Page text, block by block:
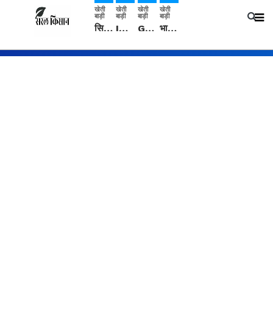
खेती
बाड़ी
सिरसा: कृषि विज्ञान केंद्र की बैठक में फसल बीमा विधि कारण व कृषि उद्यमिता बढ़ावा देने पर चर्चा
खेती
बाड़ी
IMD: राजस्थान में प्री-मानसून की सामान्य से 74% अधिक बारिश, दस्तक में देरी और मानसून कमजोर रहेगा
खेती
बाड़ी
Guar Ka Rate: ग्वार के भाव में हल्की बढ़ोतरी, बढ़ सकता है बुवाई का रकबा
खेती
बाड़ी
भारत में 29 मई से शुरु होगी प्री-मानसून बारिश, ECMWF विदेशी मौसम एजेंसी का पूर्वानुमान